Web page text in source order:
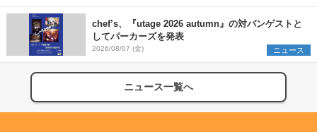
chef’s、『utage 2026 autumn』の対バンゲストと
してパーカーズを発表
2026/08/07 (金) ニュース
ニュース一覧へ